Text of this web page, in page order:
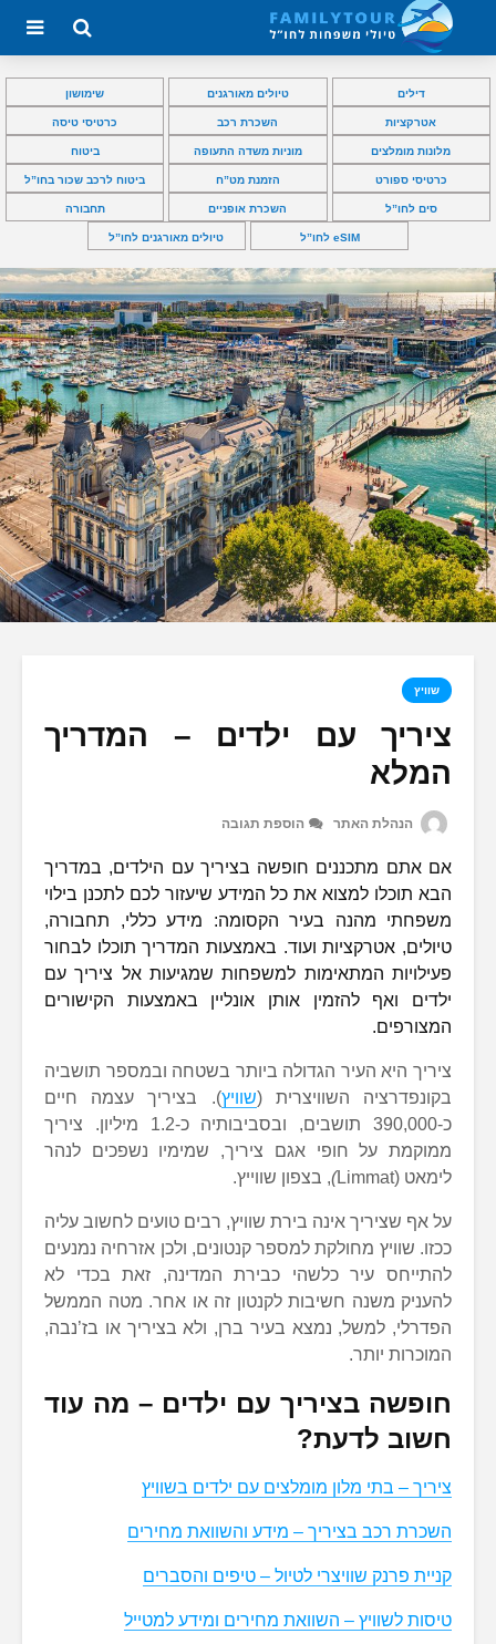
דילים טיולים מאורגנים שימושון
אטרקציות השכרת רכב כרטיסי טיסה
מלונות מומלצים מוניות משדה התעופה ביטוח
כרטיסי ספורט הזמנת מט”ח ביטוח לרכב שכור בחו”ל
סים לחו”ל השכרת אופניים תחבורה
eSIM לחו”ל טיולים מאורגנים לחו”ל
שוויץ
ציריך עם ילדים – המדריך
המלא
הנהלת האתר הוספת תגובה
אם אתם מתכננים חופשה בציריך עם הילדים, במדריך
הבא תוכלו למצוא את כל המידע שיעזור לכם לתכנן בילוי
משפחתי מהנה בעיר הקסומה: מידע כללי, תחבורה,
טיולים, אטרקציות ועוד. באמצעות המדריך תוכלו לבחור
פעילויות המתאימות למשפחות שמגיעות אל ציריך עם
ילדים ואף להזמין אותן אונליין באמצעות הקישורים
המצורפים.
ציריך היא העיר הגדולה ביותר בשטחה ובמספר תושביה
בקונפדרציה השוויצרית (שוויץ). בציריך עצמה חיים
כ-390,000 תושבים, ובסביבותיה כ-1.2 מיליון. ציריך
ממוקמת על חופי אגם ציריך, שמימיו נשפכים לנהר
לימאט (Limmat
), בצפון שווייץ.
על אף שציריך אינה בירת שוויץ, רבים טועים לחשוב עליה
ככזו. שוויץ מחולקת למספר קנטונים, ולכן אזרחיה נמנעים
להתייחס עיר כלשהי כבירת המדינה, זאת בכדי לא
להעניק משנה חשיבות לקנטון זה או אחר. מטה הממשל
הפדרלי, למשל, נמצא בעיר ברן, ולא בציריך או בז’נבה,
המוכרות יותר.
חופשה בציריך עם ילדים – מה עוד
חשוב לדעת?
ציריך – בתי מלון מומלצים עם ילדים בשוויץ
השכרת רכב בציריך – מידע והשוואת מחירים
קניית פרנק שוויצרי לטיול – טיפים והסברים
טיסות לשוויץ – השוואת מחירים ומידע למטייל